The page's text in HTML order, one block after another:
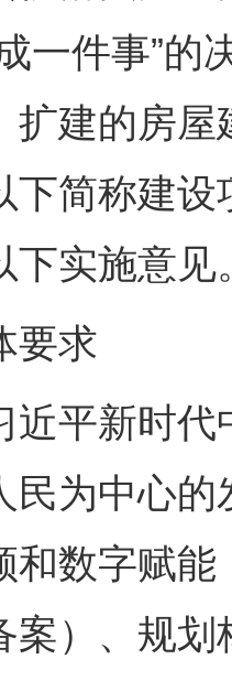
一件事”的
扩建的房
下简称建设
下实施意见
求
平新时代
民为中心
和数字赋
案）、规